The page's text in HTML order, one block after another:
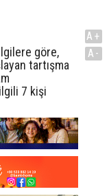
göre,
tartışma
7 kişi
A+
A-